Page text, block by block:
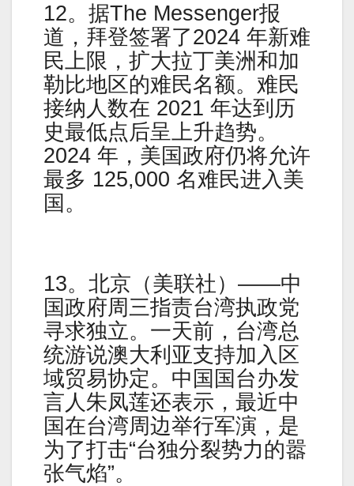
12。据The Messenger报
道，拜登签署了2024 年新难
民上限，扩大拉丁美洲和加
勒比地区的难民名额。难民
接纳人数在 2021 年达到历
史最低点后呈上升趋势。
2024 年，美国政府仍将允许
最多 125,000 名难民进入美
国。
13。北京（美联社）——中
国政府周三指责台湾执政党
寻求独立。一天前，台湾总
统游说澳大利亚支持加入区
域贸易协定。中国国台办发
言人朱凤莲还表示，最近中
国在台湾周边举行军演，是
为了打击“台独分裂势力的嚣
张气焰”。